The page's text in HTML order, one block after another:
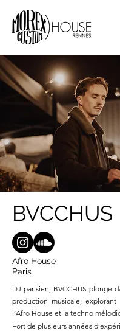
BVCCHUS
Afro House ​
Paris
DJ parisien, BVCCHUS plonge
production musicale,
l’Afro House et la techno
Fort de plusieurs années